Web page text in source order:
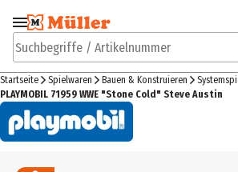
Zur Navigation
springen
Zum
Suchbegriffe / Artikelnummer
Startseite Spielwaren Bauen & Konstruieren
PLAYMOBIL 71959 WWE "Stone Cold" Steve Austin